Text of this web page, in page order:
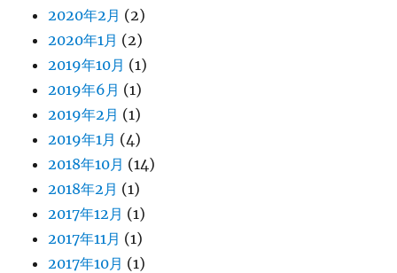
2020年2月 (2)
2020年1月 (2)
2019年10月 (1)
2019年6月 (1)
2019年2月 (1)
2019年1月 (4)
2018年10月 (14)
2018年2月 (1)
2017年12月 (1)
2017年11月 (1)
2017年10月 (1)